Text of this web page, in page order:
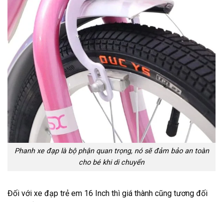
Phanh xe đạp là bộ phận quan trọng, nó sẽ đảm bảo an toàn
cho bé khi di chuyển
Đối với xe đạp trẻ em 16 Inch thì giá thành cũng tương đối